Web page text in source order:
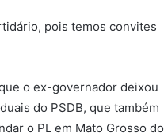
pois temos convites
o ex-governador deixou
do PSDB, que também
o PL em Mato Grosso do